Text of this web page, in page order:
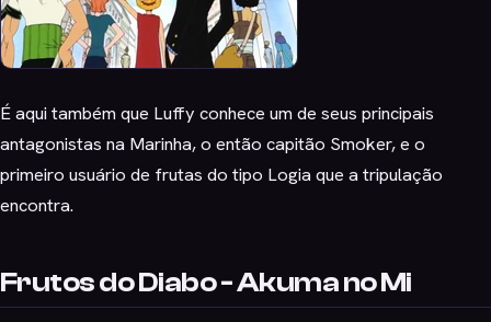
É aqui também que Luffy conhece um de seus principais
antagonistas na Marinha, o então capitão Smoker, e o
primeiro usuário de frutas do tipo Logia que a tripulação
encontra.
Frutos do Diabo - Akuma no Mi